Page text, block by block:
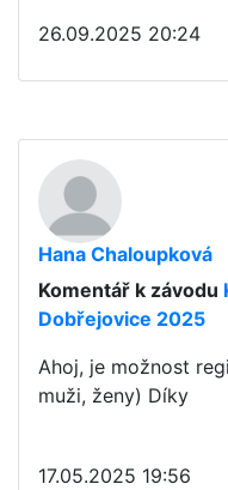
26.09.2025 20:24
Hana Chaloupková
Komentář k závodu
Dobřejovice 2025
Ahoj, je možnost
muži, ženy) Díky
17.05.2025 19:56